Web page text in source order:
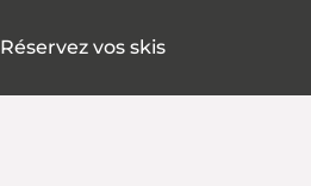
Réservez vos skis